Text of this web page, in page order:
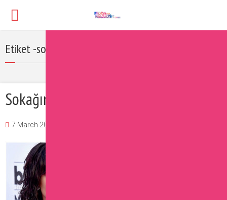
Etiket -sokaka modası
Sokağın Cüretkar Saç Stilleri
7 March 2017